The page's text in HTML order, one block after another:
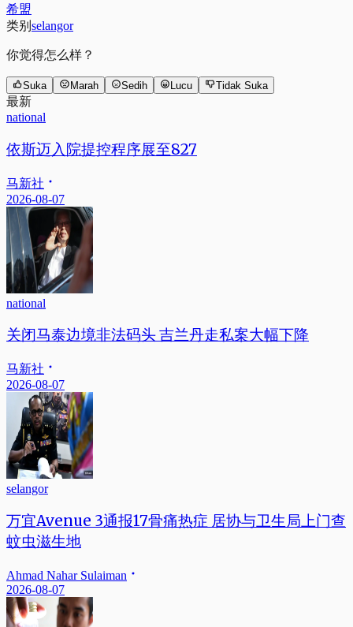
希盟
类别 selangor
你觉得怎么样？
Suka Marah Sedih Lucu Tidak Suka
最新
national
依斯迈入院提控程序展至827
马新社
2026-08-07
national
关闭马泰边境非法码头 吉兰丹走私案大幅下降
马新社
2026-08-07
selangor
万宜Avenue 3通报17骨痛热症 居协与卫生局上门查
蚊虫滋生地
Ahmad Nahar Sulaiman
2026-08-07